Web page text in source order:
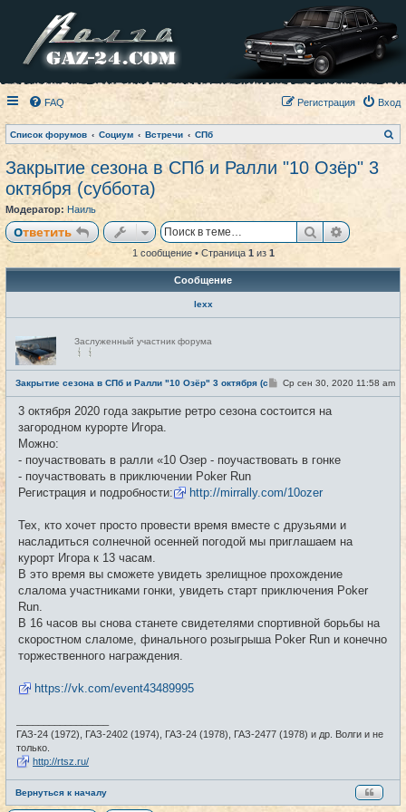
FAQ Вход
Регистрация
Список форумов Социум Встречи СПб
о
Закрытие сезона в СПб и Ралли "10 Озёр" 3
октября (суббота)
Модератор: Наиль
Ответить Поиск
1 сообщение • Страница 1 из 1
Сообщение
lexx
е
в
с
е
т
и
Заслуженный участник форума
Закрытие сезона в СПб и Ралли "10 Озёр" 3 октября (суббота) #1
С
б
и
Ср сен 30, 2020 11:58 am
3 октября 2020 года закрытие ретро сезона состоится на
загородном курорте Игора.
Можно:
- поучаствовать в ралли «10 Озер - поучаствовать в гонке
- поучаствовать в приключении Poker Run
Регистрация и подробности:
http://mirrally.com/10ozer
Тех, кто хочет просто провести время вместе с друзьями и
насладиться солнечной осенней погодой мы приглашаем на
курорт Игора к 13 часам.
В это время вы сможете увидеть зрелищное прохождение
слалома участниками гонки, увидеть старт приключения Poker
Run.
В 16 часов вы снова станете свидетелями спортивной борьбы на
скоростном слаломе, финального розыгрыша Poker Run и конечно
торжественного награждения.
https://vk.com/event43489995
ГАЗ-24 (1972), ГАЗ-2402 (1974), ГАЗ-24 (1978), ГАЗ-2477 (1978) и др. Волги и не
только.
http://rtsz.ru/
Вернуться к началу